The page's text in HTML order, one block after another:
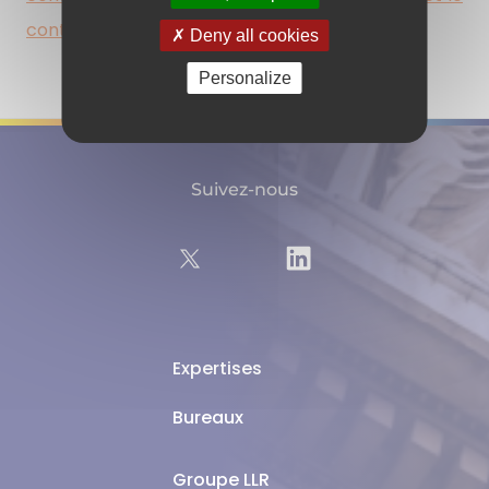
contenu du contrat.
Expertises
Bureaux
Groupe LLR
Suivez-nous
Deny all cookies
Personalize